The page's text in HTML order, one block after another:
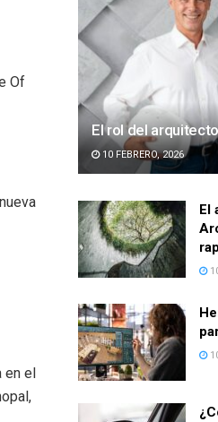
Of
el
El rol del
10 FEBRERO, 2026
El